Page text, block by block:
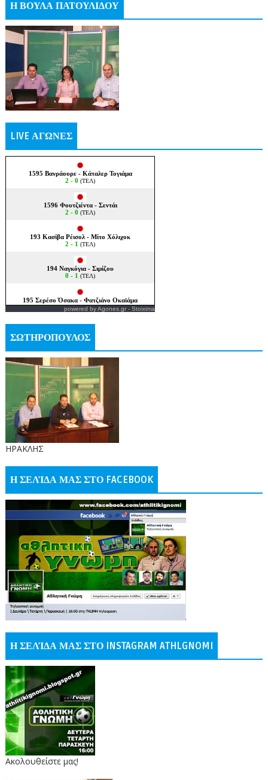
Η ΒΟΥΛΑ ΠΑΤΟΥΛΙΔΟΥ
LIVE ΑΓΩΝΕΣ
powered byAgones.gr- Stoixima
ΣΩΤΗΡΟΠΟΥΛΟΣ
ΗΡΑΚΛΗΣ
Η ΣΕΛΊΔΑ ΜΑΣ ΣΤΟ FACEBOOK
Η ΣΕΛΊΔΑ ΜΑΣ ΣΤΟ INSTAGRAM ATHLGNOMI
Ακολουθείστε μας!